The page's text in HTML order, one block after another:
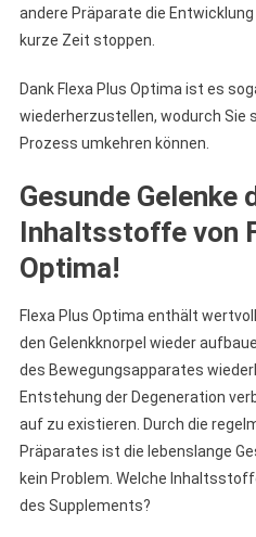
andere Präparate die
kurze Zeit stoppen.
Dank Flexa Plus Optima ist es
wiederherzustellen, wodurch Sie
Prozess umkehren können.
Gesunde Gelenke
Inhaltsstoffe von
Optima!
Flexa Plus Optima enthält
den Gelenkknorpel wieder
des Bewegungsapparates
Entstehung der Degeneration
auf zu existieren. Durch die
Präparates ist die lebenslange
kein Problem. Welche
des Supplements?